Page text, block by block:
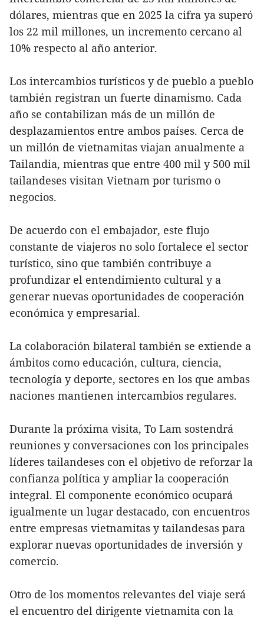
dólares, mientras que en 2025 la cifra ya superó
los 22 mil millones, un incremento cercano al
10% respecto al año anterior.
Los intercambios turísticos y de pueblo a pueblo
también registran un fuerte dinamismo. Cada
año se contabilizan más de un millón de
desplazamientos entre ambos países. Cerca de
un millón de vietnamitas viajan anualmente a
Tailandia, mientras que entre 400 mil y 500 mil
tailandeses visitan Vietnam por turismo o
negocios.
De acuerdo con el embajador, este flujo
constante de viajeros no solo fortalece el sector
turístico, sino que también contribuye a
profundizar el entendimiento cultural y a
generar nuevas oportunidades de cooperación
económica y empresarial.
La colaboración bilateral también se extiende a
ámbitos como educación, cultura, ciencia,
tecnología y deporte, sectores en los que ambas
naciones mantienen intercambios regulares.
Durante la próxima visita, To Lam sostendrá
reuniones y conversaciones con los principales
líderes tailandeses con el objetivo de reforzar la
confianza política y ampliar la cooperación
integral. El componente económico ocupará
igualmente un lugar destacado, con encuentros
entre empresas vietnamitas y tailandesas para
explorar nuevas oportunidades de inversión y
comercio.
Otro de los momentos relevantes del viaje será
el encuentro del dirigente vietnamita con la